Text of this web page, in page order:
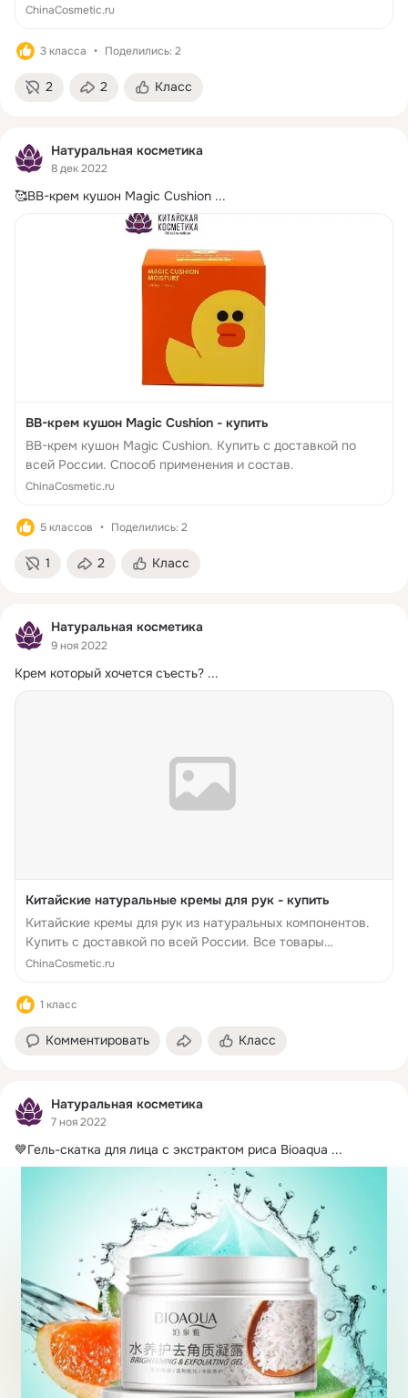
ChinaCosmetic.ru
3 класса Поделились: 2
2 2 Класс
Натуральная косметика
8 дек 2022
🥰BB-крем кушон Magic Cushion ...
BB-крем кушон Magic Cushion - купить
BB-крем кушон Magic Cushion. Купить с доставкой по
всей России. Способ применения и состав.
ChinaCosmetic.ru
5 классов Поделились: 2
1 2 Класс
Натуральная косметика
9 ноя 2022
Крем который хочется съесть? ...
Китайские натуральные кремы для рук - купить
Китайские кремы для рук из натуральных компонентов.
Купить с доставкой по всей России. Все товары
сертифицированы.
ChinaCosmetic.ru
1 класс
Комментировать Класс
Натуральная косметика
7 ноя 2022
💙Гель-скатка для лица с экстрактом риса Bioaqua ...